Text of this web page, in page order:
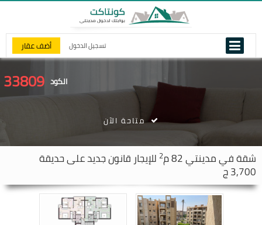
تسجيل الدخول أضف عقار
الكود 33809
شقة فيمدينتي 2 للإيجار قانون جديد على حديقة
3,700 ج
متاحة الآن